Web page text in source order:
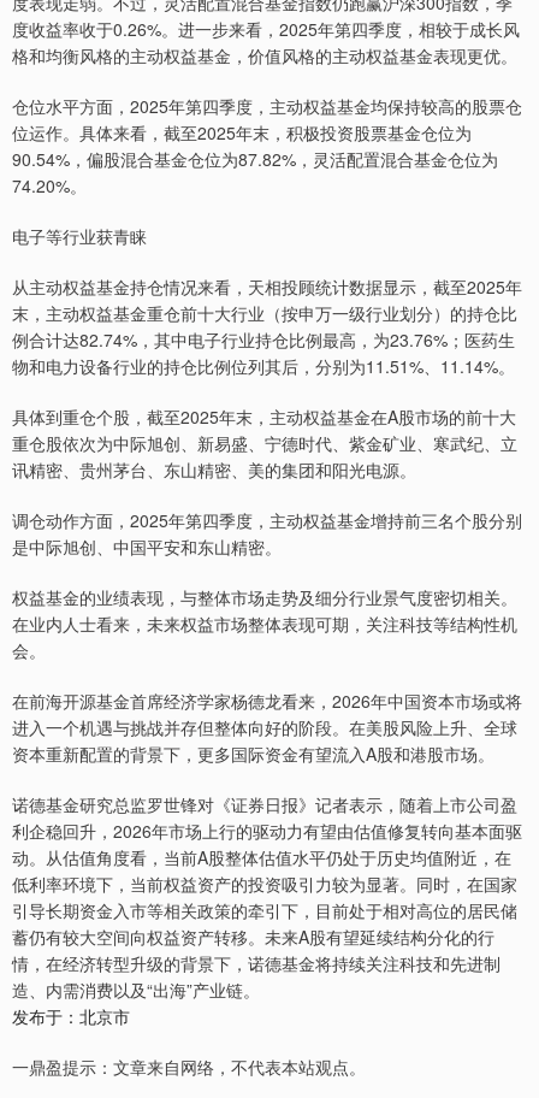
度收益率收于0.26%。进一步来看，2025年第四季度，相较于成长风
格和均衡风格的主动权益基金，价值风格的主动权益基金表现更优。
仓位水平方面，2025年第四季度，主动权益基金均保持较高的股票仓
位运作。具体来看，截至2025年末，积极投资股票基金仓位为
90.54%，偏股混合基金仓位为87.82%，灵活配置混合基金仓位为
74.20%。
电子等行业获青睐
从主动权益基金持仓情况来看，天相投顾统计数据显示，截至2025年
末，主动权益基金重仓前十大行业（按申万一级行业划分）的持仓比
例合计达82.74%，其中电子行业持仓比例最高，为23.76%；医药生
物和电力设备行业的持仓比例位列其后，分别为11.51%、11.14%。
具体到重仓个股，截至2025年末，主动权益基金在A股市场的前十大
重仓股依次为中际旭创、新易盛、宁德时代、紫金矿业、寒武纪、立
讯精密、贵州茅台、东山精密、美的集团和阳光电源。
调仓动作方面，2025年第四季度，主动权益基金增持前三名个股分别
是中际旭创、中国平安和东山精密。
权益基金的业绩表现，与整体市场走势及细分行业景气度密切相关。
在业内人士看来，未来权益市场整体表现可期，关注科技等结构性机
会。
在前海开源基金首席经济学家杨德龙看来，2026年中国资本市场或将
进入一个机遇与挑战并存但整体向好的阶段。在美股风险上升、全球
资本重新配置的背景下，更多国际资金有望流入A股和港股市场。
诺德基金研究总监罗世锋对《证券日报》记者表示，随着上市公司盈
利企稳回升，2026年市场上行的驱动力有望由估值修复转向基本面驱
动。从估值角度看，当前A股整体估值水平仍处于历史均值附近，在
低利率环境下，当前权益资产的投资吸引力较为显著。同时，在国家
引导长期资金入市等相关政策的牵引下，目前处于相对高位的居民储
蓄仍有较大空间向权益资产转移。未来A股有望延续结构分化的行
情，在经济转型升级的背景下，诺德基金将持续关注科技和先进制
造、内需消费以及“出海”产业链。
发布于：北京市
一鼎盈提示：文章来自网络，不代表本站观点。